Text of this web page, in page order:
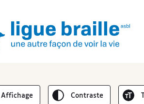
Affichage
Inverser le
contraste